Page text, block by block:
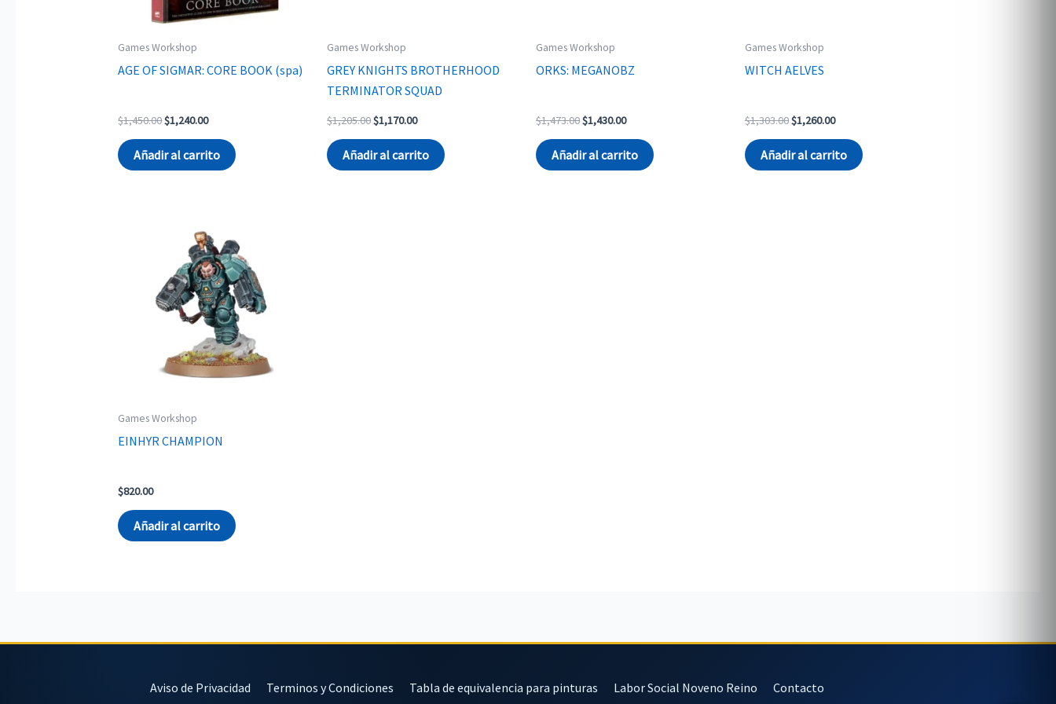
Games Workshop
AGE OF SIGMAR: CORE BOOK (spa)
$1,450.00Original
was:
$1,450.00.
$1,240.00Current
is:
$1,240.00.
Añadir al carrito
Games Workshop
GREY KNIGHTS BROTHERHOOD
TERMINATOR SQUAD
$1,205.00Original
was:
$1,205.00.
$1,170.00Current
is:
$1,170.00.
Añadir al carrito
Games Workshop
ORKS: MEGANOBZ
$1,473.00Original
was:
$1,473.00.
$1,430.00Current
is:
$1,430.00.
Añadir al carrito
Games Workshop
WITCH AELVES
$1,303.00Original
was:
$1,303.00.
$1,260.00Current
is:
$1,260.00.
Añadir al carrito
Games Workshop
EINHYR CHAMPION
$820.00
Añadir al carrito
Aviso de Privacidad Terminos y Condiciones Tabla de equivalencia para pinturas Labor Social Noveno Reino Contacto